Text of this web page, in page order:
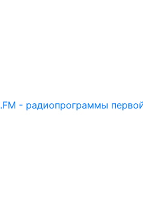
- радиопрограммы